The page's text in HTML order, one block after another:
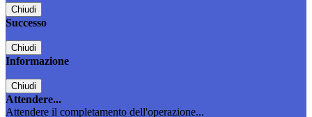
Chiudi
Successo
Chiudi
Informazione
Chiudi
Attendere...
Attendere il completamento dell'operazione...